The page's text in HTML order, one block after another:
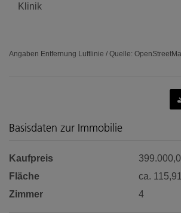
Klinik
Angaben Entfernung Luftlinie / Quelle:
Basisdaten zur Immobilie
Kaufpreis
Fläche
ca.
Zimmer 4